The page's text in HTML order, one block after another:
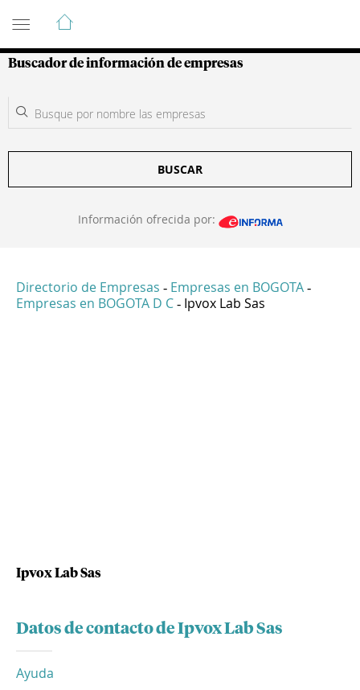
Guía de Empresas Colombianas
Buscador de información de empresas
BUSCAR
Información ofrecida por:
Directorio de Empresas - Empresas en BOGOTA -
Empresas en BOGOTA D C - Ipvox Lab Sas
Ipvox Lab Sas
Datos de contacto de Ipvox Lab Sas
Ayuda